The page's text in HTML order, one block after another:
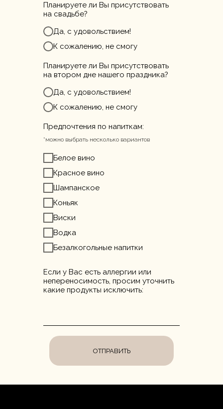
Планируете ли Вы присутствовать
на свадьбе?
Да, с удовольствием!
К сожалению, не смогу
Планируете ли Вы присутствовать
на втором дне нашего праздника?
Да, с удовольствием!
К сожалению, не смогу
Предпочтения по напиткам:
*можно выбрать несколько вариантов
Белое вино
Красное вино
Шампанское
Коньяк
Виски
Водка
Безалкогольные напитки
Если у Вас есть аллергии или
непереносимость, просим уточнить
какие продукты исключить:
ОТПРАВИТЬ